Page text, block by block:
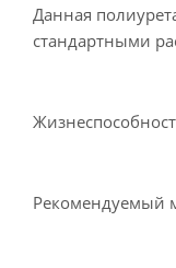
Данная
стандартными
Рекомендуемый